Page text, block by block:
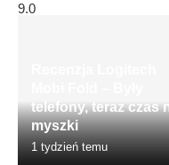
9.0
telefony, teraz czas
myszki
1 tydzień temu